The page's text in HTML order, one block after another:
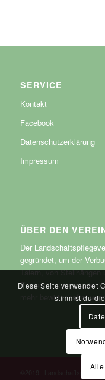
SERVICE
Kontakt
Facebook
Datenschutzerklärung
Impressum
ÜBER DEN
Der
gegründet, um der
Tälern, von Steilhängen
Flächen
mehr bewirtschaftet
©2019 |
Diese Seite verwendet
stimmst du